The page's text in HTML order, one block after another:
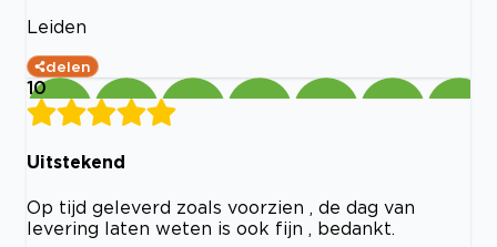
Leiden
delen
10
Uitstekend
Op tijd geleverd zoals voorzien , de dag van
levering laten weten is ook fijn , bedankt.